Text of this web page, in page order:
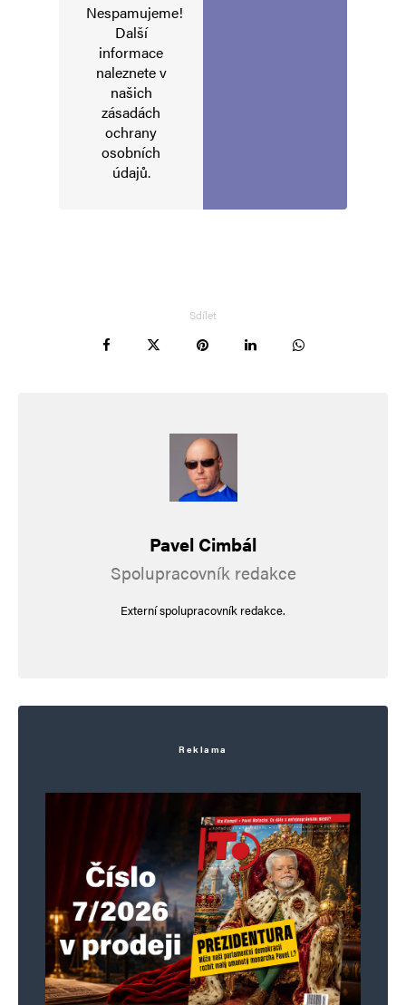
Nespamujeme!
Další
informace
naleznete v
našich
zásadách
ochrany
osobních
údajů.
Sdílet
Pavel Cimbál
Spolupracovník redakce
Externí spolupracovník redakce.
Reklama